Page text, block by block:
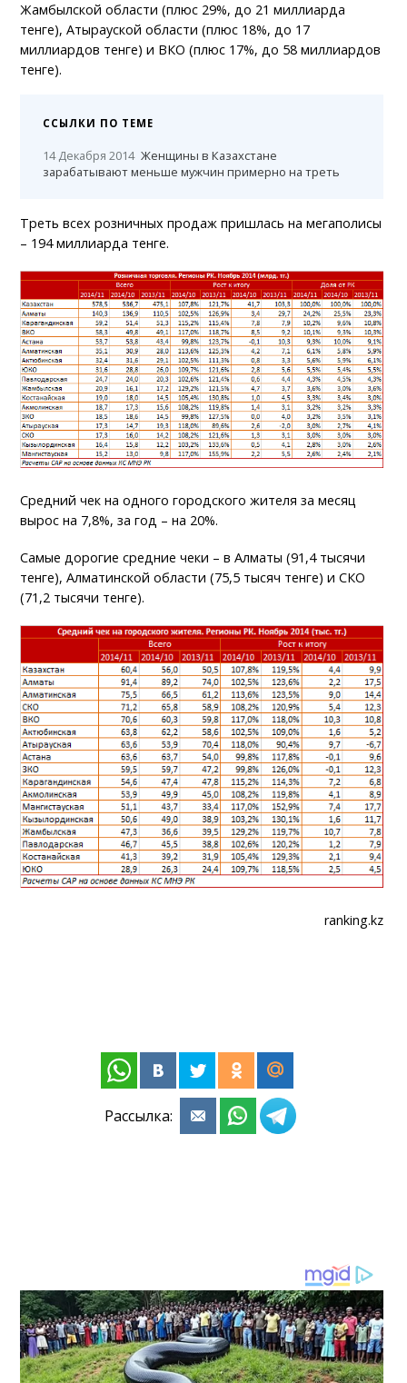
Жамбылской области (плюс 29%, до 21 миллиарда
тенге), Атырауской области (плюс 18%, до 17
миллиардов тенге) и ВКО (плюс 17%, до 58 миллиардов
тенге).
ССЫЛКИ ПО ТЕМЕ
14 Декабря 2014 Женщины в Казахстане
зарабатывают меньше мужчин примерно на треть
Треть всех розничных продаж пришлась на мегаполисы
– 194 миллиарда тенге.
Средний чек на одного городского жителя за месяц
вырос на 7,8%, за год – на 20%.
Самые дорогие средние чеки – в Алматы (91,4 тысячи
тенге), Алматинской области (75,5 тысяч тенге) и СКО
(71,2 тысячи тенге).
ranking.kz
Рассылка: